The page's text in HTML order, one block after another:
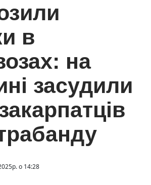
в
на
засудили
о 14:28